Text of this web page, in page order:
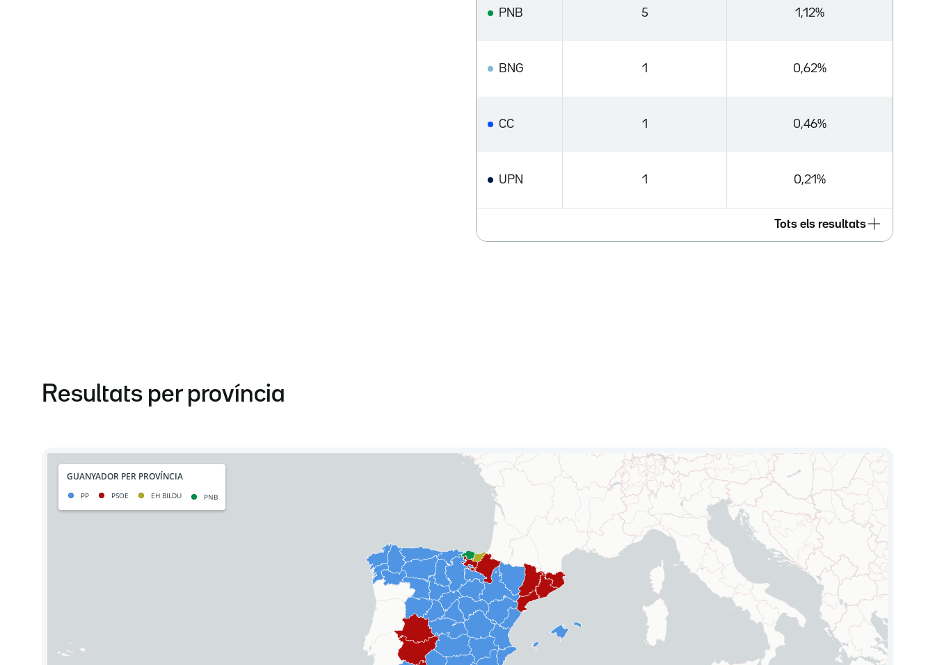
PNB 5 1,12%
BNG 1 0,62%
CC 1 0,46%
UPN 1 0,21%
Tots els resultats
Resultats per província